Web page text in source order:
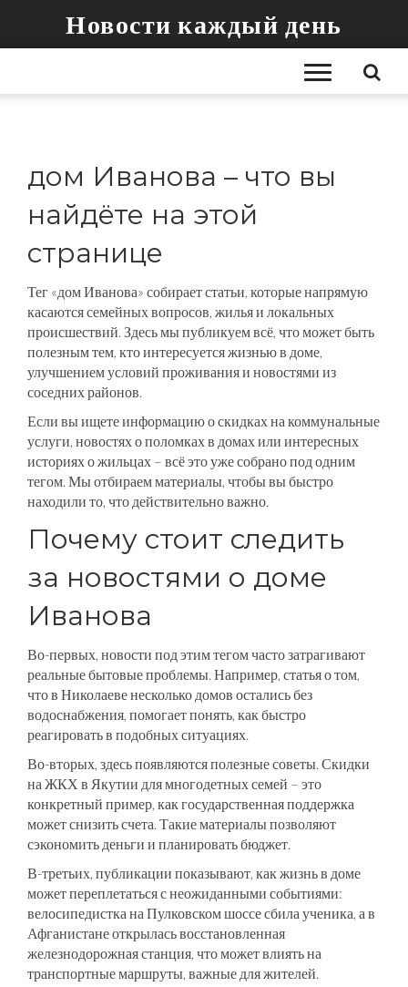
Новости каждый день
дом Иванова – что вы
найдёте на этой
странице
Тег «дом Иванова» собирает статьи, которые напрямую
касаются семейных вопросов, жилья и локальных
происшествий. Здесь мы публикуем всё, что может быть
полезным тем, кто интересуется жизнью в доме,
улучшением условий проживания и новостями из
соседних районов.
Если вы ищете информацию о скидках на коммунальные
услуги, новостях о поломках в домах или интересных
историях о жильцах – всё это уже собрано под одним
тегом. Мы отбираем материалы, чтобы вы быстро
находили то, что действительно важно.
Почему стоит следить
за новостями о доме
Иванова
Во-первых, новости под этим тегом часто затрагивают
реальные бытовые проблемы. Например, статья о том,
что в Николаеве несколько домов остались без
водоснабжения, помогает понять, как быстро
реагировать в подобных ситуациях.
Во-вторых, здесь появляются полезные советы. Скидки
на ЖКХ в Якутии для многодетных семей – это
конкретный пример, как государственная поддержка
может снизить счета. Такие материалы позволяют
сэкономить деньги и планировать бюджет.
В-третьих, публикации показывают, как жизнь в доме
может переплетаться с неожиданными событиями:
велосипедистка на Пулковском шоссе сбила ученика, а в
Афганистане открылась восстановленная
железнодорожная станция, что может влиять на
транспортные маршруты, важные для жителей.